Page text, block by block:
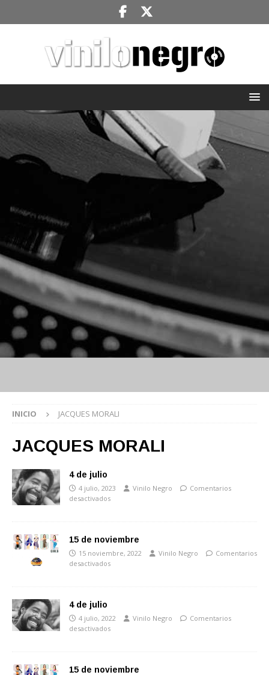
INICIO JACQUES MORALI
JACQUES MORALI
4 de julio
4 julio, 2023 Vinilo Negro
Comentarios
desactivados
15 de noviembre
15 noviembre, 2022 Vinilo Negro
Comentarios
desactivados
4 de julio
4 julio, 2022 Vinilo Negro
Comentarios
desactivados
15 de noviembre